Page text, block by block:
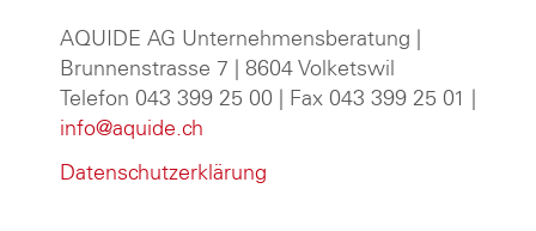
AQUIDE AG Unternehmensberatung
Brunnenstrasse 7 | 8604 Volketswil
Telefon 043 399 25 00 | Fax 043 399 25 01 |
info@aquide.ch
Datenschutzerklärung